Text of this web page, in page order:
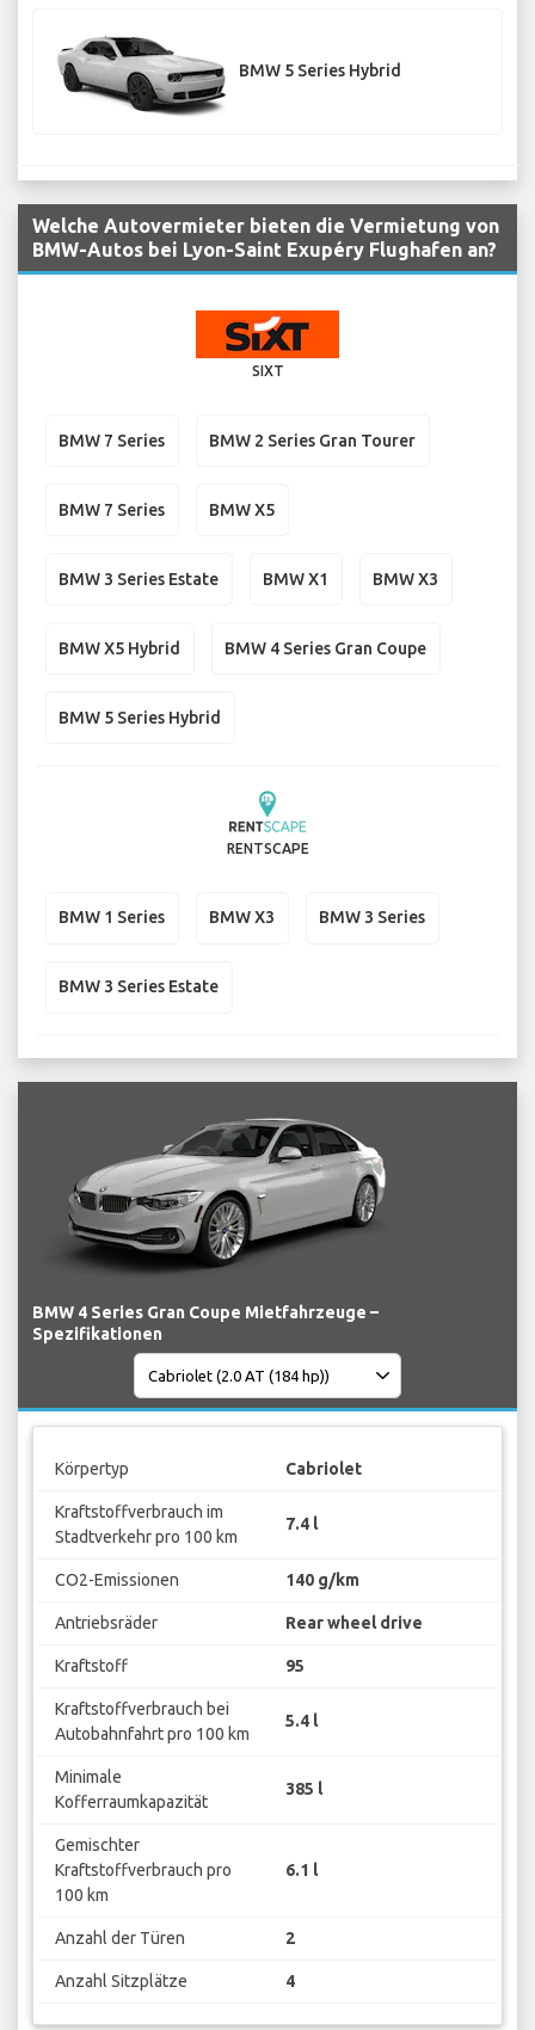
BMW 5 Series Hybrid
Welche Autovermieter bieten die Vermietung von
BMW-Autos bei Lyon-Saint Exupéry Flughafen an?
SIXT
BMW 7 Series BMW 2 Series Gran Tourer
BMW 7 Series BMW X5
BMW 3 Series Estate BMW X1 BMW X3
BMW X5 Hybrid BMW 4 Series Gran Coupe
BMW 5 Series Hybrid
RENTSCAPE
BMW 1 Series BMW X3 BMW 3 Series
BMW 3 Series Estate
BMW 4 Series Gran Coupe Mietfahrzeuge –
Spezifikationen
Körpertyp Cabriolet
Kraftstoffverbrauch im
Stadtverkehr pro 100 km
7.4 l
CO2-Emissionen 140 g/km
Antriebsräder Rear wheel drive
Kraftstoff 95
Kraftstoffverbrauch bei
Autobahnfahrt pro 100 km
5.4 l
Minimale
Kofferraumkapazität
385 l
Gemischter
Kraftstoffverbrauch pro
100 km
6.1 l
Anzahl der Türen 2
Anzahl Sitzplätze 4